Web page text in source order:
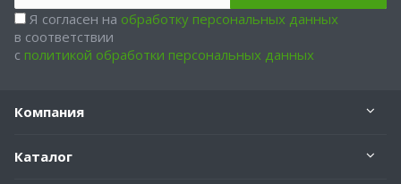
Я согласен на обработку персональных данных
в соответствии
с политикой обработки персональных данных
Компания
Каталог